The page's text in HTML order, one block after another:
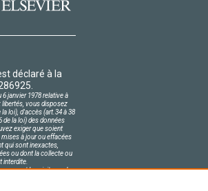
déclaré à la
6 janvier 1978 relative à
vous disposez
loi), d'accès (art.34 à 38
de la loi) des données
exiger que soient
à jour ou effacées
qui sont inexactes,
ou dont la collecte ou
interdite.
les visiteurs de